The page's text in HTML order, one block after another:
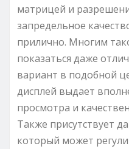
матрицей и
запредельное
прилично. Многим
показаться даже
вариант в подобной
дисплей выдает
просмотра и
Также присутствует
который может